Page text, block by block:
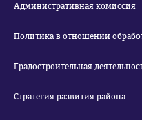
Административная комиссия
Политика в отношении
Градостроительная
Стратегия развития района